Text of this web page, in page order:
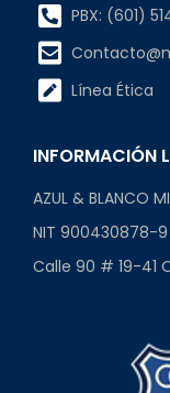
PBX: (601) 514
Línea Ética
INFORMACIÓN
AZUL & BLANCO
NIT 900430878-9
Calle 90 # 19-41